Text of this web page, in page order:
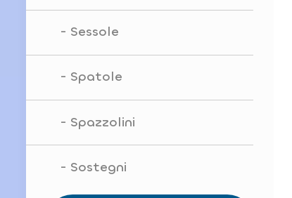
Sessole
Spatole
Spazzolini
Sostegni